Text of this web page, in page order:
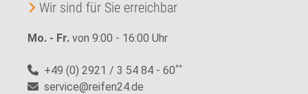
Wir sind für Sie erreichbar
Mo. - Fr. von 9:00 - 16:00 Uhr
+49 (0) 2921 / 3 54 84 - 60**
service@reifen24.de